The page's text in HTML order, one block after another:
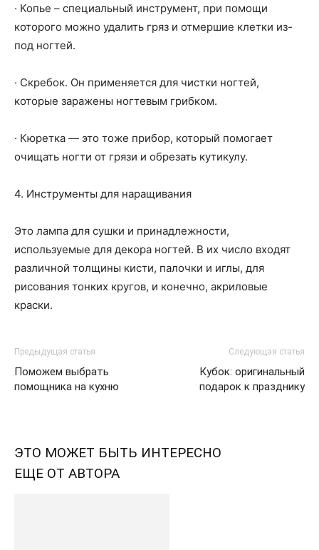
· Копье – специальный инструмент, при помощи
которого можно удалить гряз и отмершие клетки из-
под ногтей.
· Скребок. Он применяется для чистки ногтей,
которые заражены ногтевым грибком.
· Кюретка — это тоже прибор, который помогает
очищать ногти от грязи и обрезать кутикулу.
4. Инструменты для наращивания
Это лампа для сушки и принадлежности,
используемые для декора ногтей. В их число входят
различной толщины кисти, палочки и иглы, для
рисования тонких кругов, и конечно, акриловые
краски.
Предыдущая статья
Поможем выбрать
помощника на кухню
Следующая статья
Кубок: оригинальный
подарок к празднику
ЭТО МОЖЕТ БЫТЬ ИНТЕРЕСНО
ЕЩЕ ОТ АВТОРА